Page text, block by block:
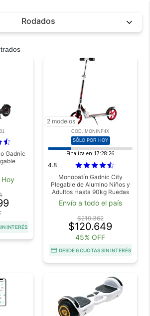
Rodados
Gadnic
Hoy
INTERÉS
2 modelos
COD. MONINF4X
SÓLO POR HOY
Finaliza en:17:28:25
4.8
Monopatín Gadnic City
Plegable de Alumino Niños y
Adultos Hasta 90kg Ruedas
200mm
Envío a todo el país
$219.362
$120.649
45% OFF
DESDE 6 CUOTAS SIN INTERÉS